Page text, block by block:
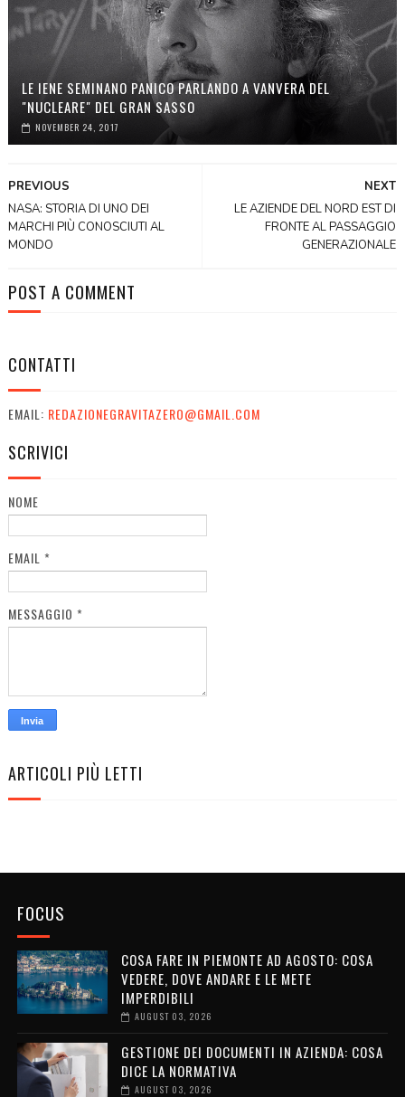
LE IENE SEMINANO PANICO PARLANDO A VANVERA DEL
"NUCLEARE" DEL GRAN SASSO
NOVEMBER 24, 2017
NEXT
LE AZIENDE DEL NORD EST DI
FRONTE AL PASSAGGIO
GENERAZIONALE
PREVIOUS
NASA: STORIA DI UNO DEI
MARCHI PIÙ CONOSCIUTI AL
MONDO
POST A COMMENT
CONTATTI
EMAIL: REDAZIONEGRAVITAZERO@GMAIL.COM
SCRIVICI
NOME
EMAIL *
MESSAGGIO *
ARTICOLI PIÙ LETTI
FOCUS
COSA FARE IN PIEMONTE AD AGOSTO: COSA
VEDERE, DOVE ANDARE E LE METE
IMPERDIBILI
AUGUST 03, 2026
GESTIONE DEI DOCUMENTI IN AZIENDA: COSA
DICE LA NORMATIVA
AUGUST 03, 2026